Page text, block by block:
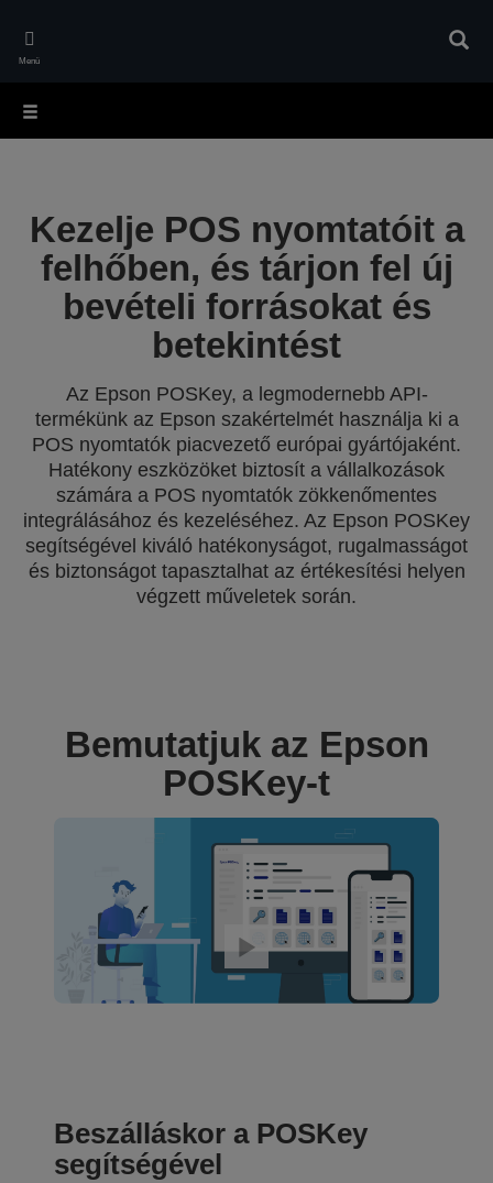
main
Menü
Kezelje POS nyomtatóit a
felhőben, és tárjon fel új
bevételi forrásokat és
betekintést
Az Epson POSKey, a legmodernebb API-
termékünk az Epson szakértelmét használja ki a
POS nyomtatók piacvezető európai gyártójaként.
Hatékony eszközöket biztosít a vállalkozások
számára a POS nyomtatók zökkenőmentes
integrálásához és kezeléséhez. Az Epson POSKey
segítségével kiváló hatékonyságot, rugalmasságot
és biztonságot tapasztalhat az értékesítési helyen
végzett műveletek során.
Bemutatjuk az Epson
POSKey-t
Beszálláskor a POSKey
segítségével